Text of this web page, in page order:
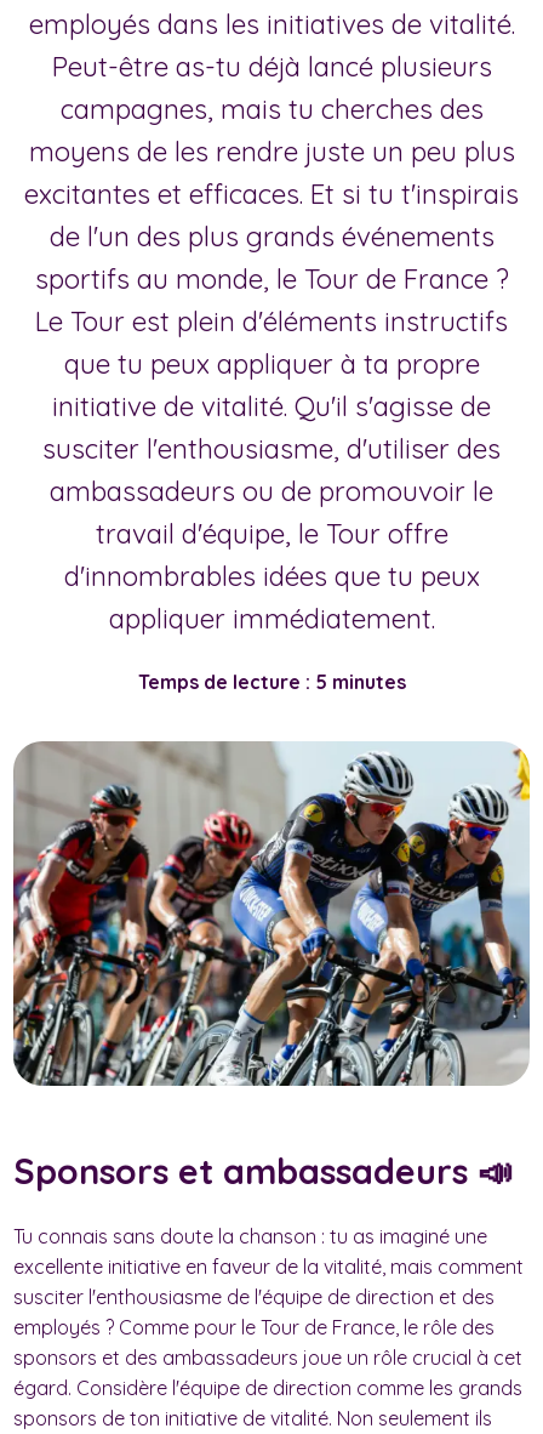
employés dans les initiatives de vitalité.
Peut-être as-tu déjà lancé plusieurs
campagnes, mais tu cherches des
moyens de les rendre juste un peu plus
excitantes et efficaces. Et si tu t'inspirais
de l'un des plus grands événements
sportifs au monde, le Tour de France ?
Le Tour est plein d'éléments instructifs
que tu peux appliquer à ta propre
initiative de vitalité. Qu'il s'agisse de
susciter l'enthousiasme, d'utiliser des
ambassadeurs ou de promouvoir le
travail d'équipe, le Tour offre
d'innombrables idées que tu peux
appliquer immédiatement.
Temps de lecture : 5 minutes
Sponsors et ambassadeurs 📣
Tu connais sans doute la chanson : tu as imaginé une
excellente initiative en faveur de la vitalité, mais comment
susciter l'enthousiasme de l'équipe de direction et des
employés ? Comme pour le Tour de France, le rôle des
sponsors et des ambassadeurs joue un rôle crucial à cet
égard. Considère l'équipe de direction comme les grands
sponsors de ton initiative de vitalité. Non seulement ils